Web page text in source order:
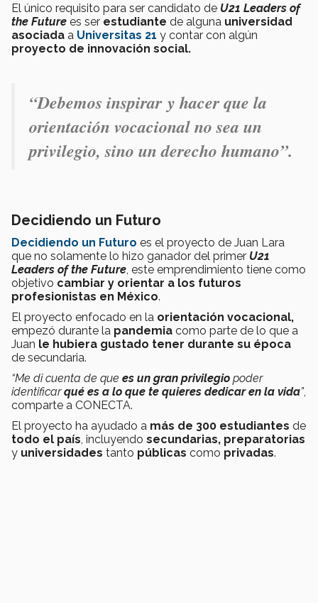
El único requisito para ser candidato de U21 Leaders of
the Future es ser estudiante de alguna universidad
asociada a Universitas 21 y contar con algún
proyecto de innovación social.
“Debemos inspirar y hacer que la
orientación vocacional no sea un
privilegio, sino un derecho humano”.
Decidiendo un Futuro
Decidiendo un Futuro es el proyecto de Juan Lara
que no solamente lo hizo ganador del primer U21
Leaders of the Future , este emprendimiento tiene como
objetivo cambiar y orientar a los futuros
profesionistas en México.
El proyecto enfocado en la orientación vocacional,
empezó durante la pandemia como parte de lo que a
Juan le hubiera gustado tener durante su época
de secundaria.
“Me di cuenta de que es un gran privilegio poder
identificarqué es a lo que te quieres dedicar en la vida”,
comparte a CONECTA.
El proyecto ha ayudado a más de 300 estudiantes de
todo el país , incluyendo secundarias, preparatorias
y universidades tanto públicas como privadas.